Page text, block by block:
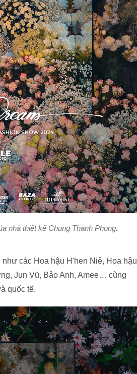
nhà thiết kế Chung Thanh Phong.
các Hoa hậu H'hen Niê, Hoa hậu
Jun Vũ, Bảo Anh, Amee… cùng
quốc tế.